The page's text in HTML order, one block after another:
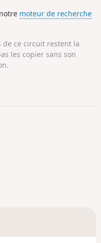
la Banne.
moteur de recherche
de ce circuit restent la
les copier sans son